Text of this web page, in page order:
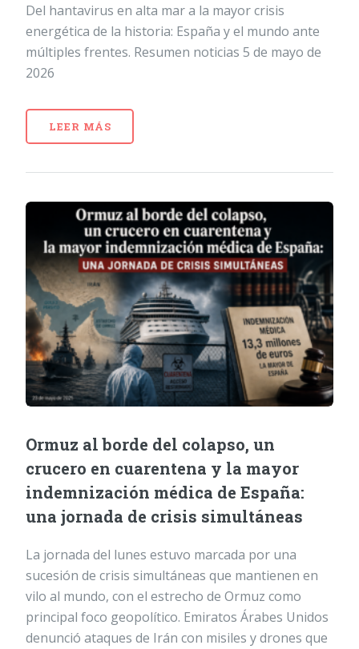
Del hantavirus en alta mar a la mayor crisis
energética de la historia: España y el mundo ante
múltiples frentes. Resumen noticias 5 de mayo de
2026
LEER MÁS
Ormuz al borde del colapso, un
crucero en cuarentena y la mayor
indemnización médica de España:
una jornada de crisis simultáneas
La jornada del lunes estuvo marcada por una
sucesión de crisis simultáneas que mantienen en
vilo al mundo, con el estrecho de Ormuz como
principal foco geopolítico. Emiratos Árabes Unidos
denunció ataques de Irán con misiles y drones que